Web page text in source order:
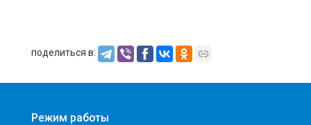
поделиться в:
Режим работы